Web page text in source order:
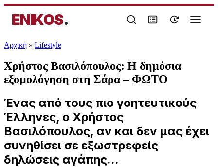
ENIKOS.
Αρχική » Lifestyle
Χρήστος Βασιλόπουλος: Η δημόσια
εξομολόγηση στη Σάρα – ΦΩΤΟ
Ένας από τους πιο γοητευτικούς
Έλληνες, ο Χρήστος
Βασιλόπουλος, αν και δεν μας έχει
συνηθίσει σε εξωστρεφείς
δηλώσεις αγάπης...